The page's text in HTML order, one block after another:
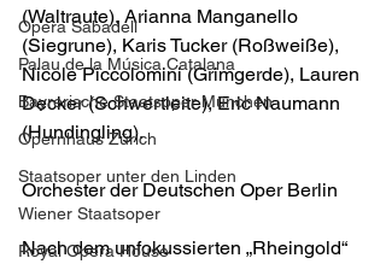
Opera Sabadell
Palau de la Música Catalana
Bayrerische Staatsoper München
Opernhaus Zürich
Staatsoper unter den Linden
Wiener Staatsoper
Royal Opera House
(Waltraute), Arianna Manganello
(Siegrune), Karis Tucker (Roßweiße),
Nicole Piccolomini (Grimgerde), Lauren
Decker (Schwertleite), Eric Naumann
(Hundingling).
Orchester der Deutschen Oper Berlin
Nach dem unfokussierten „Rheingold“